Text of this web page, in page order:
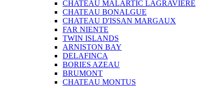
CHATEAU MALARTIC LAGRAVIERE
CHATEAU BONALGUE
CHATEAU D'ISSAN MARGAUX
FAR NIENTE
TWIN ISLANDS
ARNISTON BAY
DELAFINCA
BORIES AZEAU
BRUMONT
CHATEAU MONTUS